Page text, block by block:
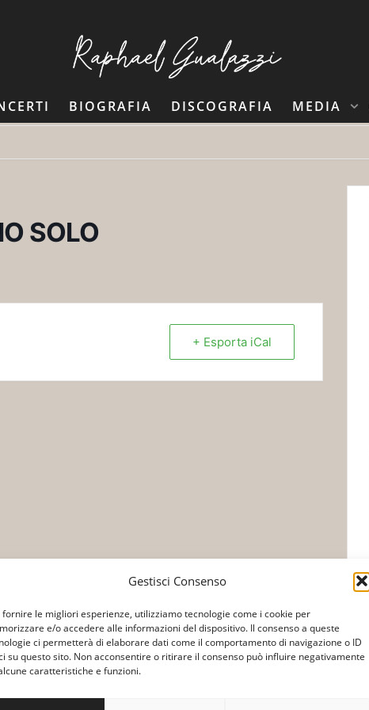
Gestisci Consenso
fornire le migliori esperienze, utilizziamo tecnologie come i cookie per
e/o accedere alle informazioni del dispositivo. Il consenso a queste
ci permetterà di elaborare dati come il comportamento di navigazione o ID
su questo sito. Non acconsentire o ritirare il consenso può influire negativamente
caratteristiche e funzioni.
BIOGRAFIA DISCOGRAFIA MEDIA
SOLO
+ Esporta iCal